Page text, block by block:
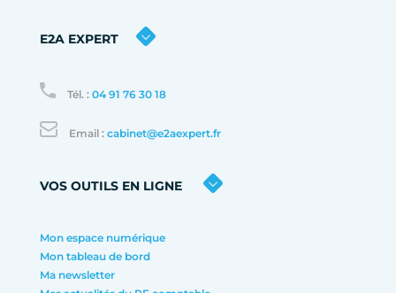
E2A EXPERT
Tél. : 04 91 76 30 18
Email : cabinet@e2aexpert.fr
VOS OUTILS EN LIGNE
Mon espace numérique
Mon tableau de bord
Ma newsletter